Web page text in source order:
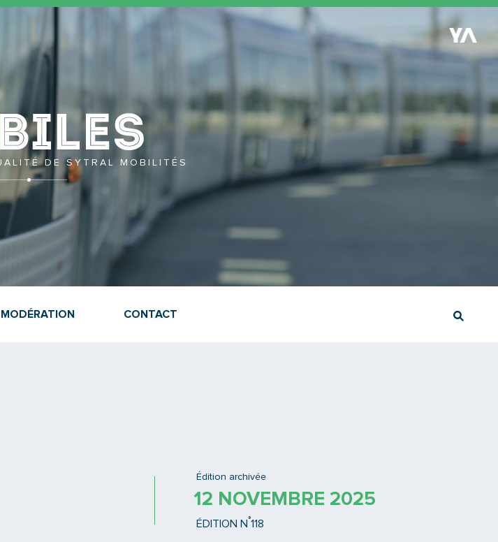
Retour à l'accueil
Mobiles
DE SYTRAL MOBILITÉS
CONTACT
Édition archivée
12 NOVEMBRE 2025
ÉDITION N °118